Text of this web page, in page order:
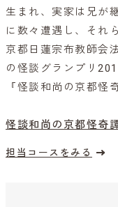
生まれ、実家は兄が
に数々遭遇し、それ
京都日蓮宗布教師会
の怪談グランプリ
『怪談和尚の京都怪
怪談和尚の京都怪奇
担当コースをみる